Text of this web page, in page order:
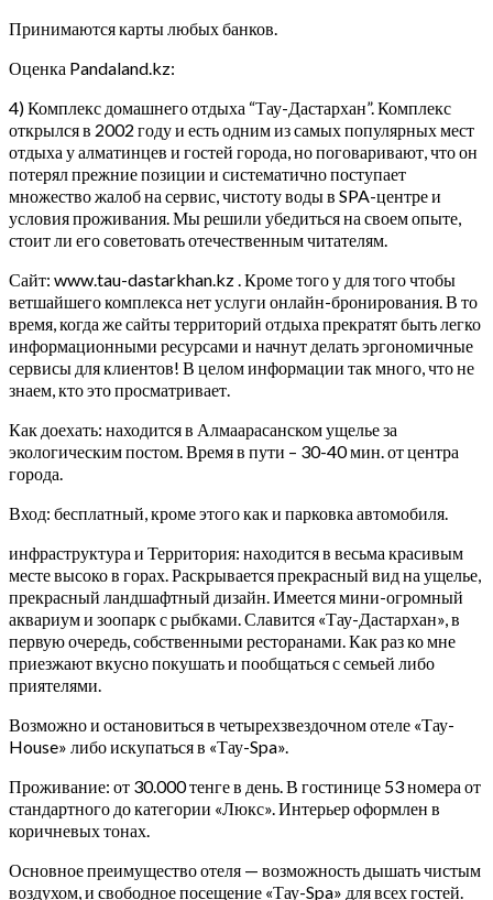
Принимаются карты любых банков.
Оценка Pandaland.kz:
4) Комплекс домашнего отдыха “Тау-Дастархан”. Комплекс
открылся в 2002 году и есть одним из самых популярных мест
отдыха у алматинцев и гостей города, но поговаривают, что он
потерял прежние позиции и систематично поступает
множество жалоб на сервис, чистоту воды в SPA-центре и
условия проживания. Мы решили убедиться на своем опыте,
стоит ли его советовать отечественным читателям.
Сайт: www.tau-dastarkhan.kz . Кроме того у для того чтобы
ветшайшего комплекса нет услуги онлайн-бронирования. В то
время, когда же сайты территорий отдыха прекратят быть легко
информационными ресурсами и начнут делать эргономичные
сервисы для клиентов! В целом информации так много, что не
знаем, кто это просматривает.
Как доехать: находится в Алмаарасанском ущелье за
экологическим постом. Время в пути – 30-40 мин. от центра
города.
Вход: бесплатный, кроме этого как и парковка автомобиля.
инфраструктура и Территория: находится в весьма красивым
месте высоко в горах. Раскрывается прекрасный вид на ущелье,
прекрасный ландшафтный дизайн. Имеется мини-огромный
аквариум и зоопарк с рыбками. Славится «Тау-Дастархан», в
первую очередь, собственными ресторанами. Как раз ко мне
приезжают вкусно покушать и пообщаться с семьей либо
приятелями.
Возможно и остановиться в четырехзвездочном отеле «Тау-
House» либо искупаться в «Тау-Spa».
Проживание: от 30.000 тенге в день. В гостинице 53 номера от
стандартного до категории «Люкс». Интерьер оформлен в
коричневых тонах.
Основное преимущество отеля — возможность дышать чистым
воздухом, и свободное посещение «Тау-Spa» для всех гостей.